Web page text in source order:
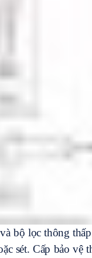
bộ lọc thông
sét. Cấp bảo